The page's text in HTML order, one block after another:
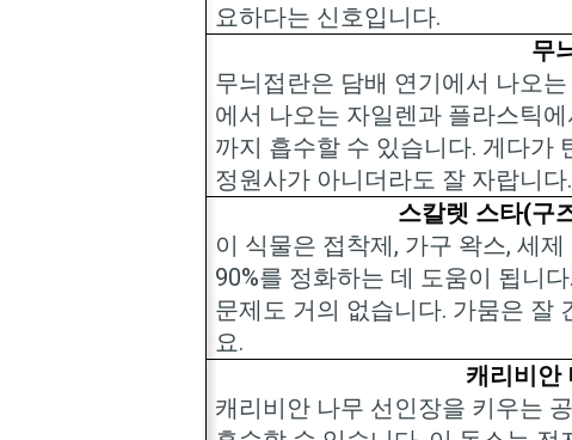
요하다는 신호입니다.
무
무늬접란은 담배 연기에서 나오
에서 나오는 자일렌과 플라스틱
까지 흡수할 수 있습니다. 게다가
정원사가 아니더라도 잘 자랍니다.
스칼렛 스타(구
이 식물은 접착제, 가구 왁스,세제
90%를 정화하는 데 도움이 됩니다.
문제도 거의 없습니다. 가뭄은 잘
요.
캐리비안
캐리비안 나무 선인장을 키우는